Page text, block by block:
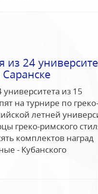
из 24
из 15
на турнире по греко-
летней
греко-римского
комплектов наград
- Кубанского